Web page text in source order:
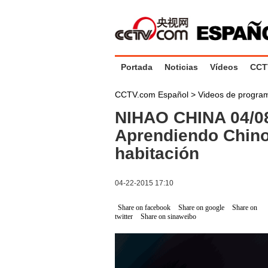
Portada Noticias Vídeos
CCTV.com Español > Videos de
NIHAO CHINA 04/
Aprendiendo
habitación
04-22-2015 17:10
Share on facebook Share on google
Share on
twitter
Share on sinaweibo